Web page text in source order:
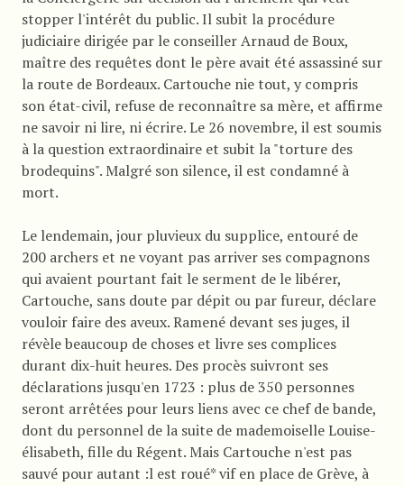
stopper l'intérêt du public. Il subit la procédure
judiciaire dirigée par le conseiller Arnaud de Boux,
maître des requêtes dont le père avait été assassiné sur
la route de Bordeaux. Cartouche nie tout, y compris
son état-civil, refuse de reconnaître sa mère, et affirme
ne savoir ni lire, ni écrire. Le 26 novembre, il est soumis
à la question extraordinaire et subit la "torture des
brodequins". Malgré son silence, il est condamné à
mort.
Le lendemain, jour pluvieux du supplice, entouré de
200 archers et ne voyant pas arriver ses compagnons
qui avaient pourtant fait le serment de le libérer,
Cartouche, sans doute par dépit ou par fureur, déclare
vouloir faire des aveux. Ramené devant ses juges, il
révèle beaucoup de choses et livre ses complices
durant dix-huit heures. Des procès suivront ses
déclarations jusqu'en 1723 : plus de 350 personnes
seront arrêtées pour leurs liens avec ce chef de bande,
dont du personnel de la suite de mademoiselle Louise-
élisabeth, fille du Régent. Mais Cartouche n'est pas
sauvé pour autant :l est roué* vif en place de Grève, à